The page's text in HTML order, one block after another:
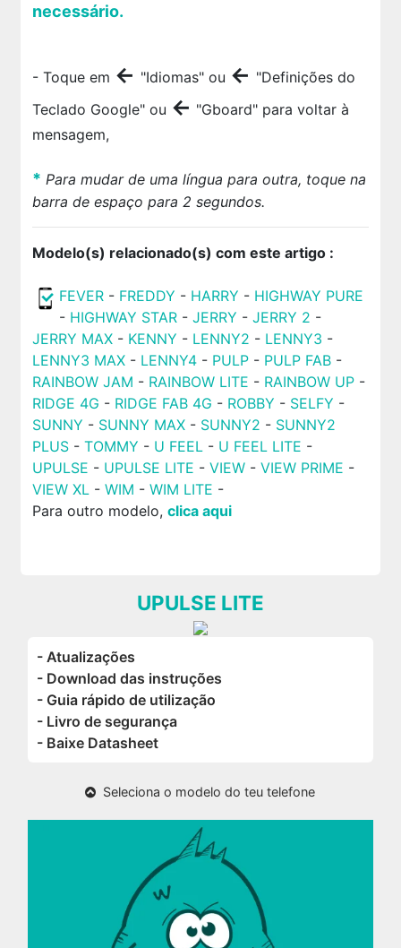
necessário.
- Toque em ← "Idiomas" ou ← "Definições do
Teclado Google" ou ← "Gboard" para voltar à
mensagem,
* Para mudar de uma língua para outra, toque na
barra de espaço para 2 segundos.
Modelo(s) relacionado(s) com este artigo :
FEVER - FREDDY - HARRY - HIGHWAY PURE
- HIGHWAY STAR - JERRY - JERRY 2 -
JERRY MAX- KENNY - LENNY2 - LENNY3 -
LENNY3 MAX- LENNY4- PULP - PULP FAB-
RAINBOW JAM - RAINBOW LITE - RAINBOW UP-
RIDGE 4G - RIDGE FAB 4G - ROBBY - SELFY -
SUNNY - SUNNY MAX- SUNNY2 - SUNNY2
PLUS- TOMMY - U FEEL- U FEEL LITE -
UPULSE - UPULSE LITE - VIEW- VIEW PRIME -
VIEW XL- WIM - WIM LITE -
Para outro modelo, clica aqui
UPULSE LITE
- Atualizações
- Download das instruções
- Guia rápido de utilização
- Livro de segurança
- Baixe Datasheet
Seleciona o modelo do teu telefone